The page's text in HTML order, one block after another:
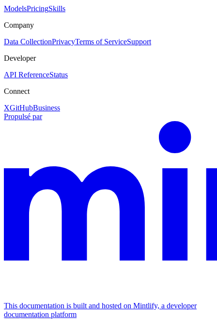
ModelsPricingSkills
Company
Data CollectionPrivacyTerms of ServiceSupport
Developer
API ReferenceStatus
Connect
XGitHubBusiness
Propulsé par
This documentation is built and hosted on Mintlify, a developer
documentation platform